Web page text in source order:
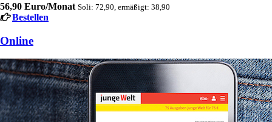
56,90 Euro/Monat Soli: 72,90, ermäßigt: 38,90
Bestellen
Online